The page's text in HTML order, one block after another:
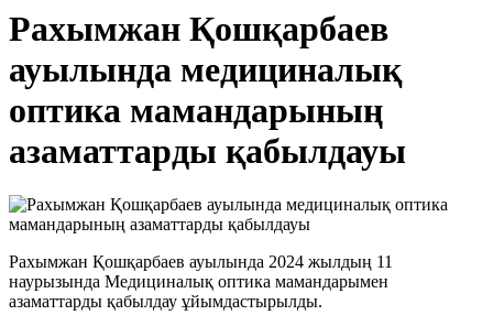
Рахымжан Қошқарбаев
ауылында медициналық
оптика мамандарының
азаматтарды қабылдауы
Рахымжан Қошқарбаев ауылында 2024 жылдың 11
наурызында Медициналық оптика мамандарымен
азаматтарды қабылдау ұйымдастырылды.